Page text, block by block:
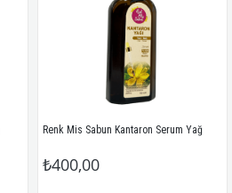
Renk Mis Sabun Kantaron Serum Yağ
₺400,00